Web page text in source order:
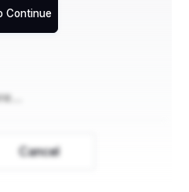
संघर्ष में महत्वपूर्ण भूमिका निभाई,और
सबसे महत्वपूर्ण आंदोलनों में से एक
के खत्म बाद यह आंदोलन गांधी जी
गया।भारत छोड़ो आंदोलन के तहत
आदेश जारी किया गया। इस
को भारत से समाप्त कर देना था।
Continue
Cancel